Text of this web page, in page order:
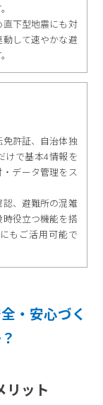
下型地震にも対
して速やかな避
許証、自治体独
けで基本4情報を
データ管理をス
、避難所の混雑
役立つ機能を搭
もご活用可能で
・安心づく
リット